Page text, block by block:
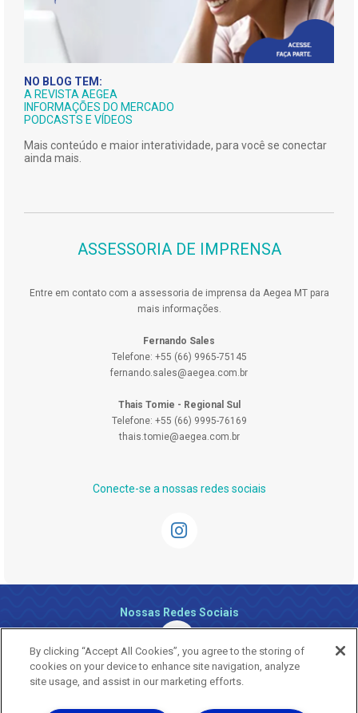
NO BLOG TEM:
A REVISTA AEGEA
INFORMAÇÕES DO MERCADO
PODCASTS E VÍDEOS
Mais conteúdo e maior interatividade, para você se conectar
ainda mais.
ASSESSORIA DE IMPRENSA
Entre em contato com a assessoria de imprensa da Aegea MT para
mais informações.
Fernando Sales
Telefone: +55 (66) 9965-75145
fernando.sales@aegea.com.br
Thais Tomie - Regional Sul
Telefone: +55 (66) 9995-76169
thais.tomie@aegea.com.br
Conecte-se a nossas redes sociais
Nossas Redes Sociais
By clicking “Accept All Cookies”, you agree to the storing of
cookies on your device to enhance site navigation, analyze
site usage, and assist in our marketing efforts.